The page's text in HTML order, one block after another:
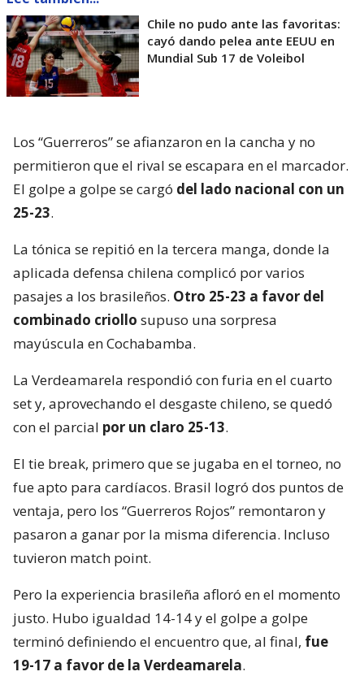
Chile no pudo ante las favoritas:
cayó dando pelea ante EEUU en
Mundial Sub 17 de Voleibol
Los “Guerreros” se afianzaron en la cancha y no
permitieron que el rival se escapara en el marcador.
El golpe a golpe se cargó del lado nacional con un
25-23.
La tónica se repitió en la tercera manga, donde la
aplicada defensa chilena complicó por varios
pasajes a los brasileños. Otro 25-23 a favor del
combinado criollo supuso una sorpresa
mayúscula en Cochabamba.
La Verdeamarela respondió con furia en el cuarto
set y, aprovechando el desgaste chileno, se quedó
con el parcial por un claro 25-13.
El tie break, primero que se jugaba en el torneo, no
fue apto para cardíacos. Brasil logró dos puntos de
ventaja, pero los “Guerreros Rojos” remontaron y
pasaron a ganar por la misma diferencia. Incluso
tuvieron match point.
Pero la experiencia brasileña afloró en el momento
justo. Hubo igualdad 14-14 y el golpe a golpe
terminó definiendo el encuentro que, al final, fue
19-17 a favor de la Verdeamarela.